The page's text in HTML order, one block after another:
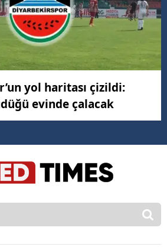
yol haritası çizildi:
evinde çalacak